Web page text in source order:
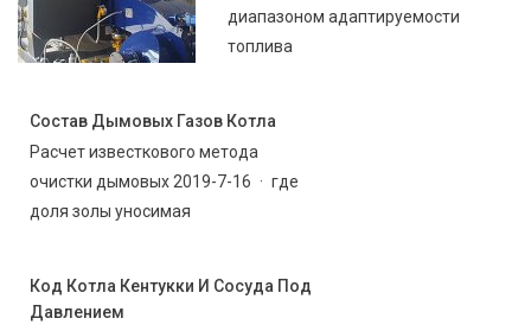
диапазоном адаптируемости
топлива
Состав Дымовых Газов Котла
Расчет известкового метода
очистки дымовых 2019-7-16 · где
доля золы уносимая
Код Котла Кентукки И Сосуда Под
Давлением